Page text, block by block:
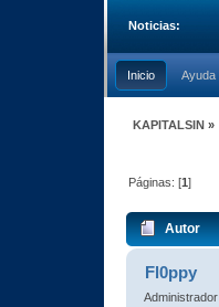
Noticias:
Inicio Ayuda
KAPITALSIN »
Páginas: [1]
Autor
Fl0ppy
Administrador